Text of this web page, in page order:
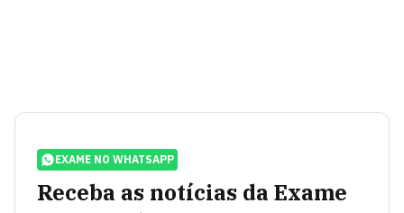
EXAME NO WHATSAPP
Receba as notícias da Exame